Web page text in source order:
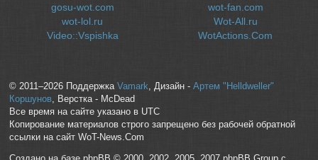
gosu-wot.com
wot-lol.ru
Video::Vspishka
wot-fan.com
Wot-All.ru
WotActions.Com
© 2011–2026 Поддержка Vamark , Дизайн - Артем "Helldweller"
Коршунов, Верстка - McDead
Все время на сайте указано в UTC
Копирование материалов строго запрещено без рабочей обратной
ссылки на сайт WoT-News.Com